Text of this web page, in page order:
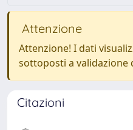
Attenzione
Attenzione! I dati
sottoposti a validazione
Citazioni